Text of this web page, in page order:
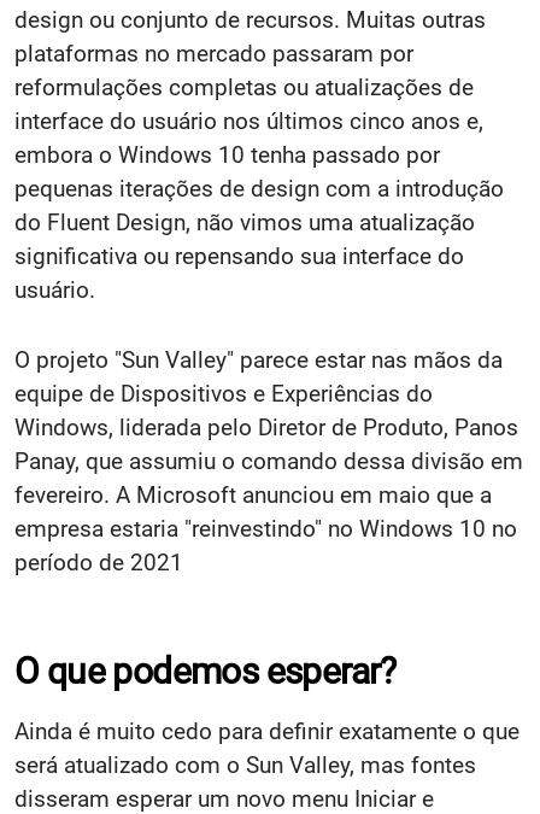
design ou conjunto de recursos. Muitas outras
plataformas no mercado passaram por
reformulações completas ou atualizações de
interface do usuário nos últimos cinco anos e,
embora o Windows 10 tenha passado por
pequenas iterações de design com a introdução
do Fluent Design, não vimos uma atualização
significativa ou repensando sua interface do
usuário.
O projeto "Sun Valley" parece estar nas mãos da
equipe de Dispositivos e Experiências do
Windows, liderada pelo Diretor de Produto, Panos
Panay, que assumiu o comando dessa divisão em
fevereiro. A Microsoft anunciou em maio que a
empresa estaria "reinvestindo" no Windows 10 no
período de 2021
O que podemos esperar?
Ainda é muito cedo para definir exatamente o que
será atualizado com o Sun Valley, mas fontes
disseram esperar um novo menu Iniciar e